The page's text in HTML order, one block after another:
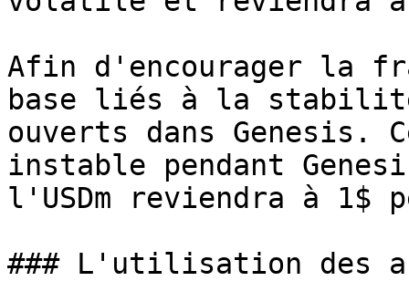
Afin d'encourager la
base liés à la stabilité
ouverts dans Genesis.
instable pendant
l'USDm reviendra à 1$
### L'utilisation des